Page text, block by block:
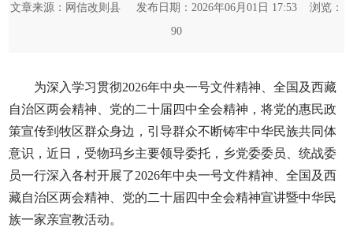
文章来源：网信改则县 发布日期：2026年06月01日 17:53 浏览：
90
为深入学习贯彻2026年中央一号文件精神、全国及西藏
自治区两会精神、党的二十届四中全会精神，将党的惠民政
策宣传到牧区群众身边，引导群众不断铸牢中华民族共同体
意识，近日，受物玛乡主要领导委托，乡党委委员、统战委
员一行深入各村开展了2026年中央一号文件精神、全国及西
藏自治区两会精神、党的二十届四中全会精神宣讲暨中华民
族一家亲宣教活动。